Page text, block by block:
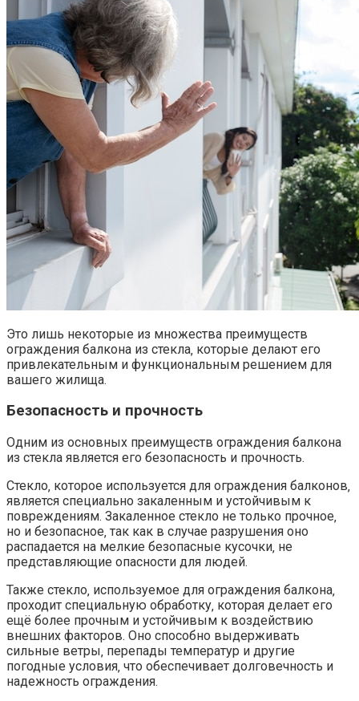
Это лишь некоторые из множества преимуществ
ограждения балкона из стекла‚ которые делают его
привлекательным и функциональным решением для
вашего жилища.​
Безопасность и прочность
Одним из основных преимуществ ограждения балкона
из стекла является его безопасность и прочность.​
Стекло‚ которое используется для ограждения балконов‚
является специально закаленным и устойчивым к
повреждениям.​ Закаленное стекло не только прочное‚
но и безопасное‚ так как в случае разрушения оно
распадается на мелкие безопасные кусочки‚ не
представляющие опасности для людей.
Также стекло‚ используемое для ограждения балкона‚
проходит специальную обработку‚ которая делает его
ещё более прочным и устойчивым к воздействию
внешних факторов.​ Оно способно выдерживать
сильные ветры‚ перепады температур и другие
погодные условия‚ что обеспечивает долговечность и
надежность ограждения.​